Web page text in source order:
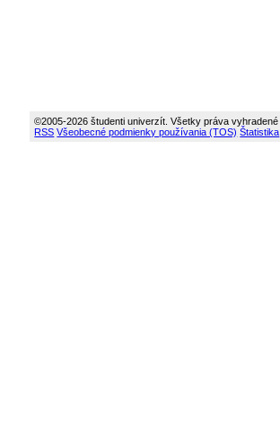
©2005-2026 študenti univerzít. Všetky práva vyhradené
RSS Všeobecné podmienky používania (TOS) Štatistika